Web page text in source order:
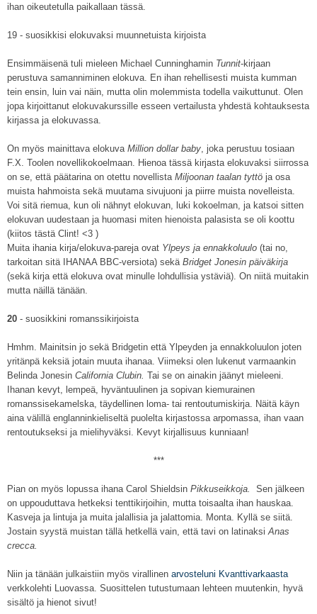
ihan oikeutetulla paikallaan tässä.
19 - suosikkisi elokuvaksi muunnetuista kirjoista
Ensimmäisenä tuli mieleen Michael Cunninghamin Tunnit-kirjaan
perustuva samanniminen elokuva. En ihan rehellisesti muista kumman
tein ensin, luin vai näin, mutta olin molemmista todella vaikuttunut. Olen
jopa kirjoittanut elokuvakurssille esseen vertailusta yhdestä kohtauksesta
kirjassa ja elokuvassa.
On myös mainittava elokuva Million dollar baby , joka perustuu tosiaan
F.X. Toolen novellikokoelmaan. Hienoa tässä kirjasta elokuvaksi siirrossa
on se, että päätarina on otettu novellista Miljoonan taalan tyttö ja osa
muista hahmoista sekä muutama sivujuoni ja piirre muista novelleista.
Voi sitä riemua, kun oli nähnyt elokuvan, luki kokoelman, ja katsoi sitten
elokuvan uudestaan ja huomasi miten hienoista palasista se oli koottu
(kiitos tästä Clint! <3 )
Muita ihania kirja/elokuva-pareja ovat Ylpeys ja ennakkoluulo (tai no,
tarkoitan sitä IHANAA BBC-versiota) sekä Bridget Jonesin päiväkirja
(sekä kirja että elokuva ovat minulle lohdullisia ystäviä). On niitä muitakin
mutta näillä tänään.
20 - suosikkini romanssikirjoista
Hmhm. Mainitsin jo sekä Bridgetin että Ylpeyden ja ennakkoluulon joten
yritänpä keksiä jotain muuta ihanaa. Viimeksi olen lukenut varmaankin
Belinda Jonesin California Clubin. Tai se on ainakin jäänyt mieleeni.
Ihanan kevyt, lempeä, hyväntuulinen ja sopivan kiemurainen
romanssisekamelska, täydellinen loma- tai rentoutumiskirja. Näitä käyn
aina välillä englanninkieliseltä puolelta kirjastossa arpomassa, ihan vaan
rentoutukseksi ja mielihyväksi. Kevyt kirjallisuus kunniaan!
***
Pian on myös lopussa ihana Carol Shieldsin Pikkuseikkoja. Sen jälkeen
on uppouduttava hetkeksi tenttikirjoihin, mutta toisaalta ihan hauskaa.
Kasveja ja lintuja ja muita jalallisia ja jalattomia. Monta. Kyllä se siitä.
Jostain syystä muistan tällä hetkellä vain, että tavi on latinaksi Anas
crecca.
Niin ja tänään julkaistiin myös virallinen arvosteluni Kvanttivarkaasta
verkkolehti Luovassa. Suosittelen tutustumaan lehteen muutenkin, hyvä
sisältö ja hienot sivut!